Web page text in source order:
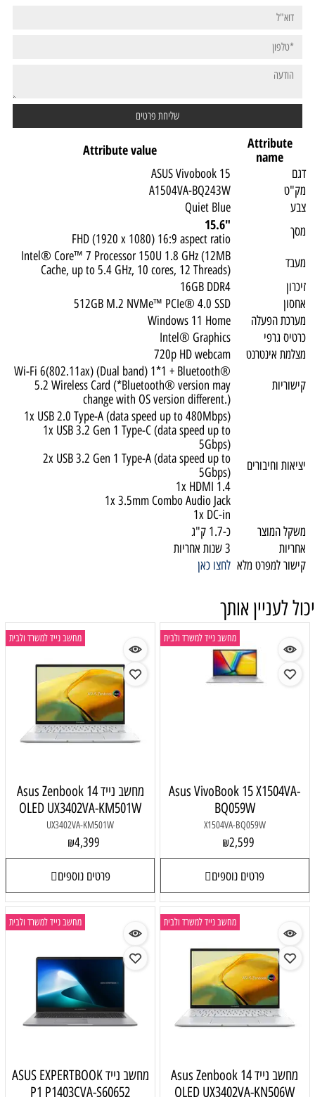
Attribute
name
Attribute value
דגם
ASUS Vivobook 15
מק"ט
A1504VA-BQ243W
צבע
Quiet Blue
מסך
"15.6
FHD (1920 x 1080) 16:9 aspect ratio
מעבד
Intel® Core™ 7 Processor 150U 1.8 GHz (12MB
Cache, up to 5.4 GHz, 10 cores, 12 Threads)
זיכרון
16GB DDR4
אחסון
512GB M.2 NVMe™ PCIe® 4.0 SSD
מערכת הפעלה
Windows 11 Home
כרטיס גרפי
Intel® Graphics
מצלמת אינטרנט
720p HD webcam
קישוריות
Wi-Fi 6(802.11ax) (Dual band) 1*1 + Bluetooth®
5.2 Wireless Card (*Bluetooth® version may
change with OS version different.)
יציאות וחיבורים
1x USB 2.0 Type-A (data speed up to 480Mbps)
1x USB 3.2 Gen 1 Type-C (data speed up to
5Gbps)
2x USB 3.2 Gen 1 Type-A (data speed up to
5Gbps)
1x HDMI 1.4
1x 3.5mm Combo Audio Jack
1x DC-in
משקל המוצר
כ-1.7 ק"ג
אחריות
3 שנות אחריות
קישור למפרט מלא לחצו כאן
יכול לעניין אותך
מחשב נייד למשרד ולבית
Asus VivoBook 15 X1504VA-
BQ059W
X1504VA-BQ059W
₪2,599
פרטים נוספים
מחשב נייד למשרד ולבית
מחשב נייד Asus Zenbook 14
OLED UX3402VA-KM501W
UX3402VA-KM501W
₪4,399
פרטים נוספים
מחשב נייד למשרד ולבית
מחשב נייד Asus Zenbook 14
OLED UX3402VA-KN506W
מחשב נייד למשרד ולבית
מחשב נייד ASUS EXPERTBOOK
P1 P1403CVA-S60652